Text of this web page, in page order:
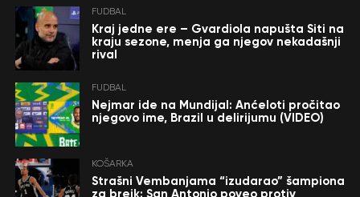
FUDBAL
Kraj jedne ere – Gvardiola napušta Siti na
kraju sezone, menja ga njegov nekadašnji
rival
FUDBAL
Nejmar ide na Mundijal: Anćeloti pročitao
njegovo ime, Brazil u delirijumu (VIDEO)
KOŠARKA
Strašni Vembanjama “izudarao” šampiona
za brejk: San Antonio poveo protiv